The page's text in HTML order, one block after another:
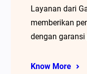
Layanan dari
memberikan
dengan
Know More